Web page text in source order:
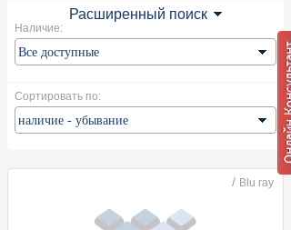
Расширенный поиск
Наличие:
Сортировать по:
/ Blu ray